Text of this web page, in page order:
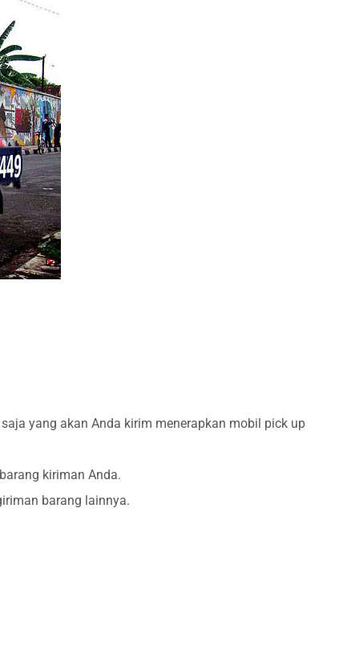
yang akan Anda kirim menerapkan mobil pick up
kiriman Anda.
barang lainnya.